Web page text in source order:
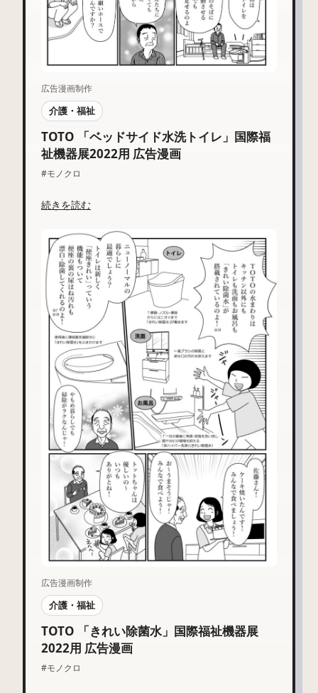
広告漫画制作
介護・福祉
TOTO 「ベッドサイド水洗トイレ」国際福
祉機器展2022用 広告漫画
#モノクロ
続きを読む
広告漫画制作
介護・福祉
TOTO 「きれい除菌水」国際福祉機器展
2022用 広告漫画
#モノクロ